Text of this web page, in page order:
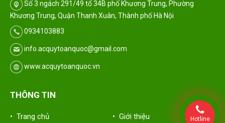
Số 3 ngách 291/49 tổ 34B phố Khương Trung, Phường
Khương Trung, Quận Thanh Xuân, Thành phố Hà Nội
0934103883
info.acquytoanquoc@gmail.com
www.acquytoanquoc.vn
THÔNG TIN
• Trang chủ • Giới thiệu Hotline